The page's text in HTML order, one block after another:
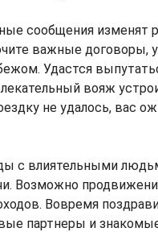
сообщения изменят
важные договоры,
Удастся
вояж
не удалось, вас
с влиятельными
Возможно
Вовремя
партнеры и